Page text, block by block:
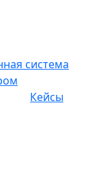
система
Кейсы